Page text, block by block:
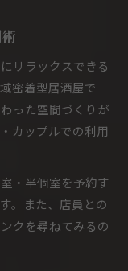
リラックスできる
密着型居酒屋で
った空間づくりが
カップルでの利用
・半個室を予約す
。また、店員との
クを尋ねてみるの